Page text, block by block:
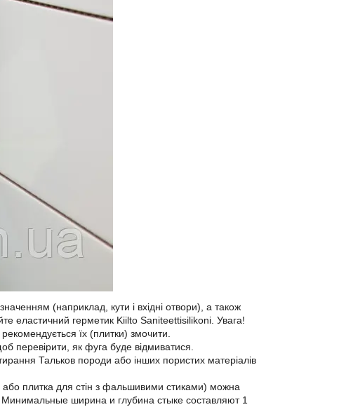
(наприклад, кути і вхідні отвори), а також
еластичний герметик Kiilto Saniteettisilikoni. Увага!
їх (плитки) змочити.
перевірити, як фуга буде відмиватися.
Тальков породи або інших пористих матеріалів
або плитка для стін з фальшивими стиками) можна
ширина и глубина стыке составляют 1